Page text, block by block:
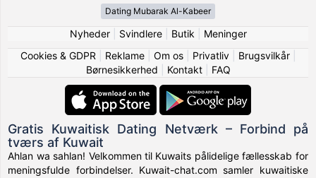
Dating Mubarak Al-Kabeer
Nyheder| Svindlere| Butik
Meninger
Cookies & GDPR
Reklame| Om os| Privatliv| Brugsvilkår|
Børnesikkerhed
Kontakt| FAQ
Gratis Kuwaitisk Dating Netværk – Forbind på
tværs af Kuwait
Ahlan wa sahlan! Velkommen til Kuwaits pålidelige fællesskab for
meningsfulde forbindelser. Kuwait-chat.com samler kuwaitiske